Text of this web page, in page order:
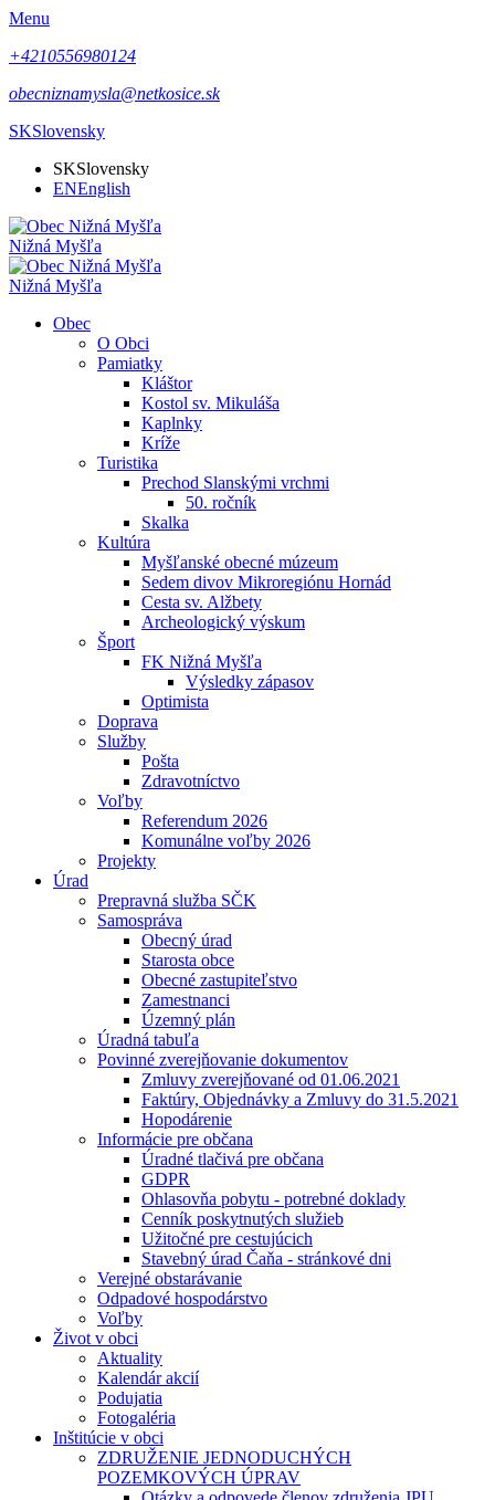
Menu
+4210556980124
obecniznamysla@netkosice.sk
SKSlovensky
SKSlovensky
ENEnglish
Nižná Myšľa
Nižná Myšľa
Obec
O Obci
Pamiatky
Kláštor
Kostol sv. Mikuláša
Kaplnky
Kríže
Turistika
Prechod Slanskými vrchmi
50. ročník
Skalka
Kultúra
Myšľanské obecné múzeum
Sedem divov Mikroregiónu Hornád
Cesta sv. Alžbety
Archeologický výskum
Šport
FK Nižná Myšľa
Výsledky zápasov
Optimista
Doprava
Služby
Pošta
Zdravotníctvo
Voľby
Referendum 2026
Komunálne voľby 2026
Projekty
Úrad
Prepravná služba SČK
Samospráva
Obecný úrad
Starosta obce
Obecné zastupiteľstvo
Zamestnanci
Územný plán
Úradná tabuľa
Povinné zverejňovanie dokumentov
Zmluvy zverejňované od 01.06.2021
Faktúry, Objednávky a Zmluvy do 31.5.2021
Hopodárenie
Informácie pre občana
Úradné tlačivá pre občana
GDPR
Ohlasovňa pobytu - potrebné doklady
Cenník poskytnutých služieb
Užitočné pre cestujúcich
Stavebný úrad Čaňa - stránkové dni
Verejné obstarávanie
Odpadové hospodárstvo
Voľby
Život v obci
Aktuality
Kalendár akcií
Podujatia
Fotogaléria
Inštitúcie v obci
ZDRUŽENIE JEDNODUCHÝCH
POZEMKOVÝCH ÚPRAV